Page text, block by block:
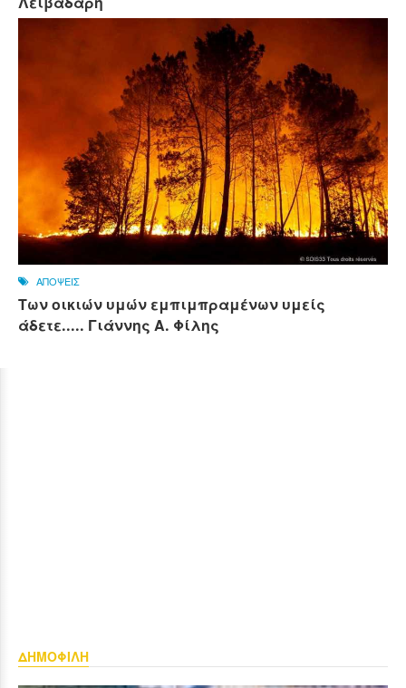
ΑΠΟΨΕΙΣ
Των οικιών υμών εμπιμπραμένων υμείς
άδετε..... Γιάννης Α. Φίλης
ΔΗΜΟΦΙΛΗ